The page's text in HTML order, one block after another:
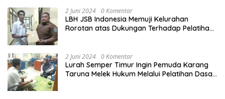
2 Juni 2024 0 Komentar
LBH JSB Indonesia Memuji Kelurahan
Rorotan atas Dukungan Terhadap Pelatihan
2 Juni 2024 0 Komentar
Lurah Semper Timur Ingin Pemuda Karang
Taruna Melek Hukum Melalui Pelatihan Dasar